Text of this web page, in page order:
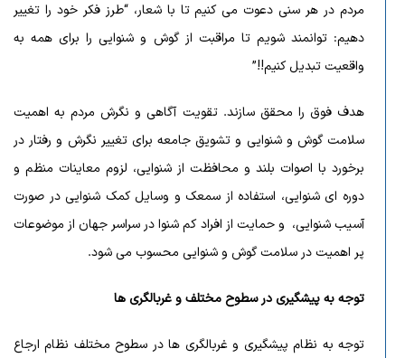
مردم در هر سنی دعوت می کنیم تا با شعار، “طرز فکر خود را تغییر
دهیم: توانمند شویم تا مراقبت از گوش و شنوایی را برای همه به
واقعیت تبدیل کنیم!!”
هدف فوق را محقق سازند. تقویت آگاهی و نگرش مردم به اهمیت
سلامت گوش و شنوایی و تشویق جامعه برای تغییر نگرش و رفتار در
برخورد با اصوات بلند و محافظت از شنوایی، لزوم معاینات منظم و
دوره ای شنوایی، استفاده از سمعک و وسایل کمک شنوایی در صورت
آسیب شنوایی، و حمایت از افراد کم شنوا در سراسر جهان از موضوعات
پر اهمیت در سلامت گوش و شنوایی محسوب می شود.
توجه به پیشگیری در سطوح مختلف و غربالگری ها
توجه به نظام پیشگیری و غربالگری ها در سطوح مختلف نظام ارجاع